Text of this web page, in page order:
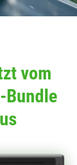
vom
Bundle